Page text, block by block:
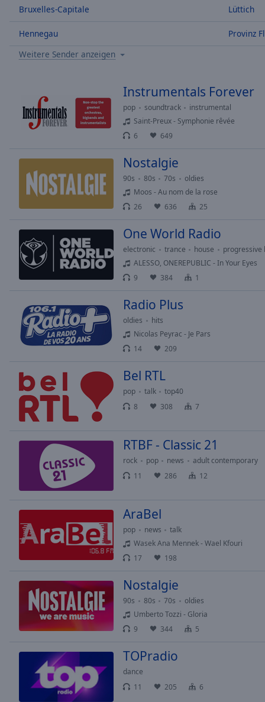
Seek to
live,
behind
Remaining
Playback
Rate
Chapters
Descriptions
off,
selected
Subtitles
settings,
opens
subtitles
settings
off
selected
modal
window.
window.
Escape
cancel
Bruxelles-Capitale
Hennegau
Lüttich
Provinz
Weitere Sender anzeigen
Instrumentals Forever
pop soundtrack
instrumental
Saint-Preux - Symphonie rêvée
6
649
Nostalgie
90s 80s 70s
oldies
Moos - Au nom de la rose
26
636 25
One World Radio
electronic trance house progressive
ALESSO, ONEREPUBLIC - In Your Eyes
9
384 1
Radio Plus
oldies
hits
Nicolas Peyrac - Je Pars
14
209
Bel RTL
pop talk
top40
8
308 7
RTBF - Classic 21
rock pop news
adult contemporary
11
286 12
AraBel
pop news
talk
Wasek Ana Mennek - Wael Kfouri
17
198
Nostalgie
90s 80s 70s
oldies
Umberto Tozzi - Gloria
9
344 5
TOPradio
dance
11
205 6